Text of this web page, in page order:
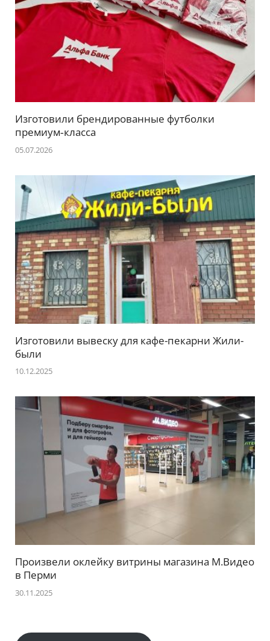
Изготовили брендированные футболки
премиум‑класса
05.07.2026
Изготовили вывеску для кафе-пекарни Жили-
были
10.12.2025
Произвели оклейку витрины магазина М.Видео
в Перми
30.11.2025